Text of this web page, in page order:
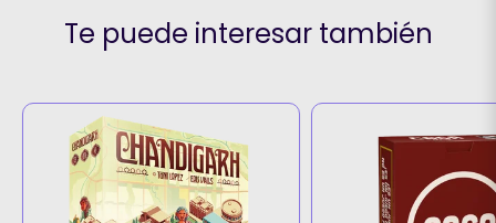
Te puede interesar también